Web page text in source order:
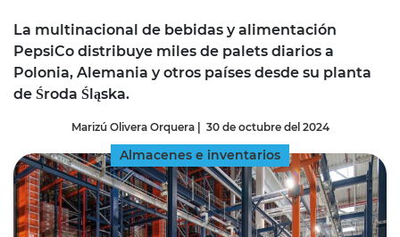
La multinacional de bebidas y alimentación
PepsiCo distribuye miles de palets diarios a
Polonia, Alemania y otros países desde su planta
de Środa Śląska.
Marizú Olivera Orquera| 30 de octubre del 2024
Almacenes e inventarios